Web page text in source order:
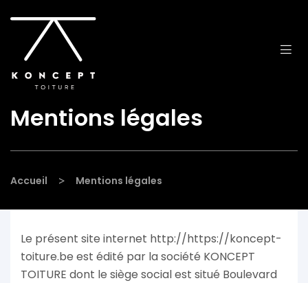
Mentions légales
Accueil > Mentions légales
Le présent site internet http://https://koncept-
toiture.be est édité par la société KONCEPT
TOITURE dont le siège social est situé Boulevard